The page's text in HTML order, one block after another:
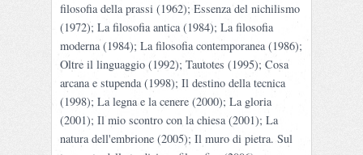
filosofia della prassi (1962); Essenza del nichilismo
(1972); La filosofia antica (1984); La filosofia
moderna (1984); La filosofia contemporanea (1986);
Oltre il linguaggio (1992); Tautotes (1995); Cosa
arcana e stupenda (1998); Il destino della tecnica
(1998); La legna e la cenere (2000); La gloria
(2001); Il mio scontro con la chiesa (2001); La
natura dell'embrione (2005); Il muro di pietra. Sul